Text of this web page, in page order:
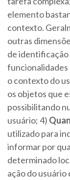
elemento
contexto.
outras
de identificação
funcionalidades
o contexto do
os objetos que
possibilitando
usuário; 4)
utilizado para
informar por
determinado
ação do usuário